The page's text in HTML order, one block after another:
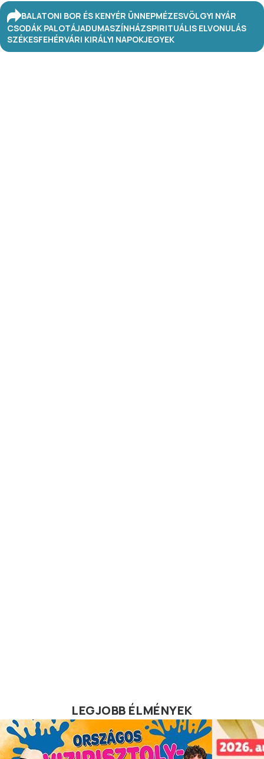
BALATONI BOR ÉS KENYÉR ÜNNEPMÉZESVÖLGYI NYÁR
CSODÁK PALOTÁJADUMASZÍNHÁZSPIRITUÁLIS ELVONULÁS
SZÉKESFEHÉRVÁRI KIRÁLYI NAPOKJEGYEK
LEGJOBB ÉLMÉNYEK